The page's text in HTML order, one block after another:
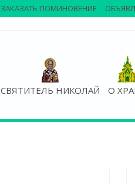
СВЯТИТЕЛЬ НИКОЛАЙ О
ЗАКАЗАТЬ ПОМИНОВЕНИЕ